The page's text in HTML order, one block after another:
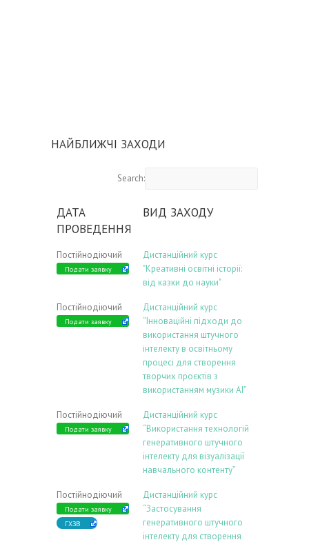
НАЙБЛИЖЧІ ЗАХОДИ
Search:
ДАТА
ПРОВЕДЕННЯ
ВИД ЗАХОДУ
Постійнодіючий
Подати заявку
Дистанційний курс
"Креативні освітні історії:
від казки до науки"
Постійнодіючий
Подати заявку
Дистанційний курс
“Інноваційні підходи до
використання штучного
інтелекту в освітньому
процесі для створення
творчих проєктів з
використанням музики АІ”
Постійнодіючий
Подати заявку
Дистанційний курс
“Використання технологій
генеративного штучного
інтелекту для візуалізації
навчального контенту”
Постійнодіючий
Подати заявку
ГХЗВ
Дистанційний курс
“Застосування
генеративного штучного
інтелекту для створення